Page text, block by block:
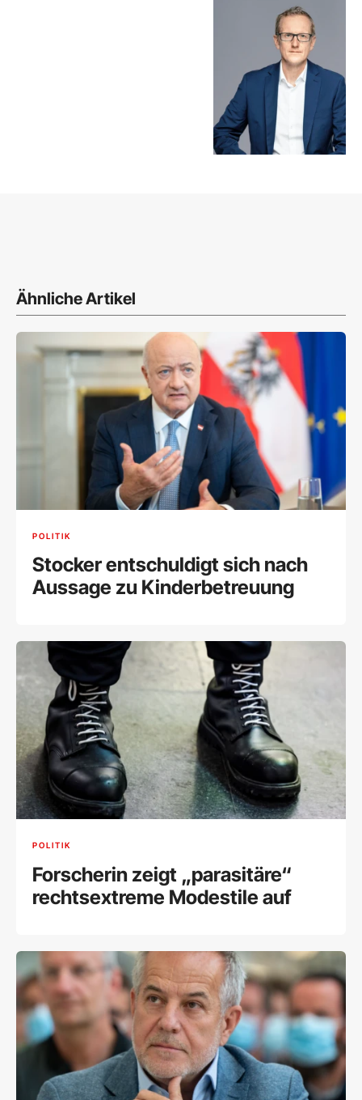
Ähnliche Artikel
POLITIK
Stocker entschuldigt sich nach
Aussage zu Kinderbetreuung
POLITIK
Forscherin zeigt „parasitäre“
rechtsextreme Modestile auf